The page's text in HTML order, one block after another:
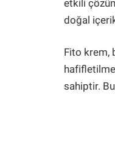
etkili
doğal
Fito krem,
sahiptir.